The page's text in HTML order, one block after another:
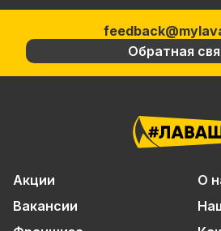
Обратная
Акции
О
Вакансии